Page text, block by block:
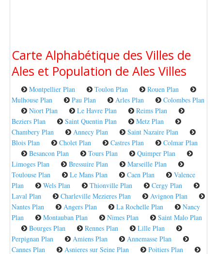
Carte Alphabétique des Villes de
Ales et Population de Ales Villes
Montpellier Plan Toulon Plan
Rouen Plan
Mulhouse Plan
Pau Plan Arles Plan
Colombes Plan
Niort Plan
Le Havre Plan
Reims Plan
Beziers Plan
Saint Quentin Plan
Metz Plan
Chambery Plan
Annecy Plan
Saint Nazaire Plan
Blois Plan
Cholet Plan Castres Plan
Colmar Plan
Besancon Plan
Tours Plan
Quimper Plan
Limoges Plan
Bressuire Plan
Marseille Plan
Toulouse Plan
Le Mans Plan Caen Plan
Valence
Plan
Wels Plan Thionville Plan
Cergy Plan
Laval Plan
Charleville Mezieres Plan
Avignon Plan
Nantes Plan
Angers Plan La Rochelle Plan
Nancy
Plan
Montauban Plan Nimes Plan
Saint Malo Plan
Bourges Plan
Rennes Plan
Lille Plan
Perpignan Plan
Amiens Plan
Annemasse Plan
Cannes Plan
Asnieres sur Seine Plan
Poitiers Plan